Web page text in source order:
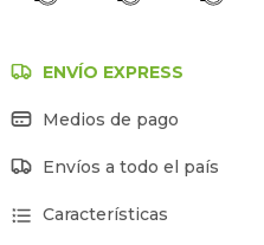
ENVÍO EXPRESS
Medios de pago
Envíos a todo el país
Características